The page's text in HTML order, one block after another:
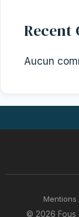
Recent
Aucun
Mentions
© 2026 Fous